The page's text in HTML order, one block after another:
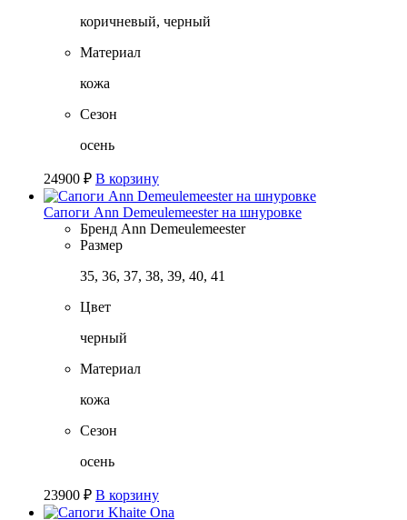
коричневый, черный
Материал
кожа
Сезон
осень
24900 ₽ В корзину
Сапоги Ann Demeulemeester на шнуровке
Бренд Ann Demeulemeester
Размер
35, 36, 37, 38, 39, 40, 41
Цвет
черный
Материал
кожа
Сезон
осень
23900 ₽ В корзину